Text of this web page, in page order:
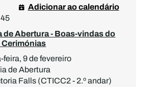
de Abertura - Boas-vindas do
feira, 9 de fevereiro
de Abertura
Falls (CTICC2 - 2.º andar)
Adicionar ao calendário